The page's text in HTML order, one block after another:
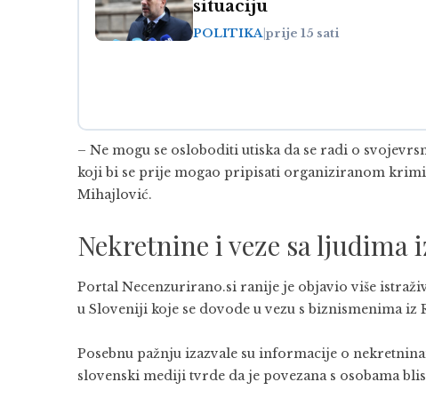
situaciju
POLITIKAprije 15 sati
– Ne mogu se osloboditi utiska da se radi o
koji bi se prije mogao pripisati organiziranom
Mihajlović.
Nekretnine i veze sa ljudima
Portal Necenzurirano.si ranije je objavio više
u Sloveniji koje se dovode u vezu s biznismenima iz
Posebnu pažnju izazvale su informacije o
slovenski mediji tvrde da je povezana s osobama